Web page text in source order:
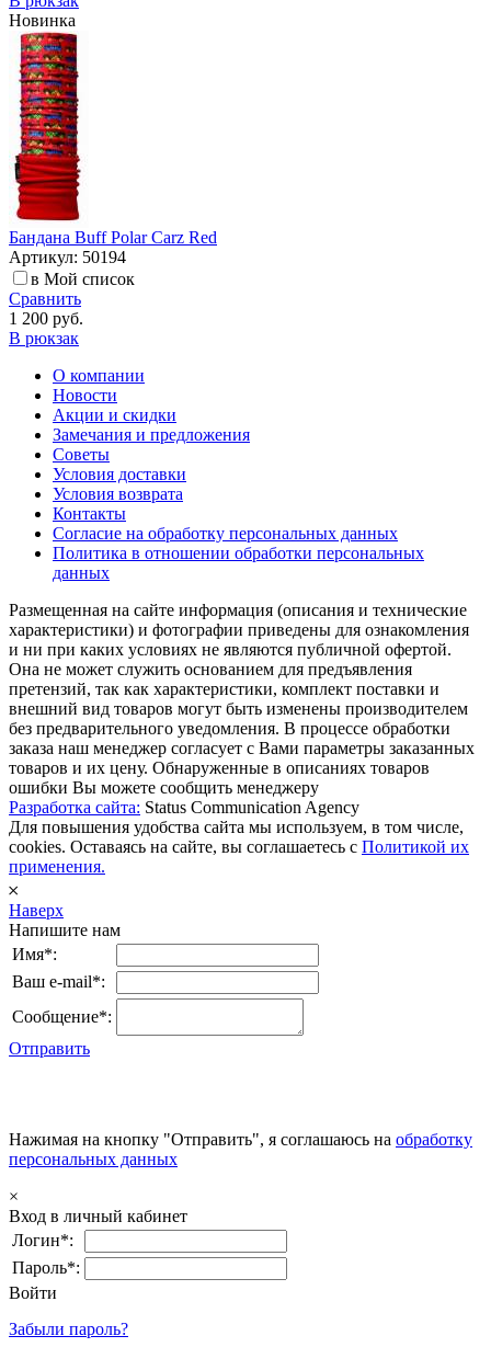
Новинка
Бандана Buff Polar Carz Red
Артикул: 50194
в Мой список
Сравнить
1 200 руб.
В рюкзак
О компании
Новости
Акции и скидки
Замечания и предложения
Советы
Условия доставки
Условия возврата
Контакты
Согласие на обработку персональных данных
Политика в отношении обработки персональных
данных
Размещенная на сайте информация (описания и технические
характеристики) и фотографии приведены для ознакомления
и ни при каких условиях не являются публичной офертой.
Она не может служить основанием для предъявления
претензий, так как характеристики, комплект поставки и
внешний вид товаров могут быть изменены производителем
без предварительного уведомления. В процессе обработки
заказа наш менеджер согласует с Вами параметры заказанных
товаров и их цену. Обнаруженные в описаниях товаров
ошибки Вы можете сообщить менеджеру
Разработка сайта: Status Communication Agency
Для повышения удобства сайта мы используем, в том числе,
cookies. Оставаясь на сайте, вы соглашаетесь с Политикой их
применения.
𐄂
Наверх
Напишите нам
Имя*:
Ваш e-mail*:
Сообщение*:
Отправить
Нажимая на кнопку "Отправить", я соглашаюсь на обработку
персональных данных
×
Вход в личный кабинет
Логин*:
Пароль*:
Войти
Забыли пароль?